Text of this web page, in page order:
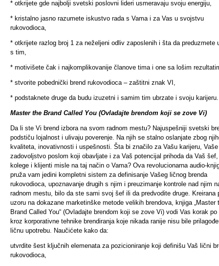
* otkrijete gde najbolji svetski poslovni lideri usmeravaju svoju energiju,
* kristalno jasno razumete iskustvo rada s Vama i za Vas u svojstvu
rukovodioca,
* otkrijete razlog broj 1 za neželjeni odliv zaposlenih i šta da preduzmete
s tim,
* motivišete čak i najkomplikovanije članove tima i one sa lošim
* stvorite pobednički brend rukovodioca – zaštitni znak VI,
* podstaknete druge da budu izuzetni i samim tim ubrzate i svoju karijeru.
Master the Brand Called You (Ovladajte brendom koji se zove Vi)
Da li ste Vi brend izbora na svom radnom mestu? Najuspešniji svetski
podstiču lojalnost i ulivaju poverenje. Na njih se stalno oslanjate zbog
kvaliteta, inovativnosti i uspešnosti. Šta bi značilo za Vašu karijeru, Vaše
zadovoljstvo poslom koji obavljate i za Vaš potencijal prihoda da Vaš
kolege i klijenti misle na taj način o Vama? Ova revolucionarna audio-
pruža vam jedini kompletni sistem za definisanje Vašeg ličnog brenda
rukovodioca, upoznavanje drugih s njim i preuzimanje kontrole nad njim
radnom mestu, bilo da ste sami svoj šef ili da predvodite druge. Kreirana
uzoru na dokazane marketinške metode velikih brendova, knjiga „Master
Brand Called You“ (Ovladajte brendom koji se zove Vi) vodi Vas korak po
kroz korporativne tehnike brendiranja koje nikada ranije nisu bile
ličnu upotrebu. Naučićete kako da:
utvrdite šest ključnih elemenata za pozicioniranje koji definišu Vaš lični
rukovodioca,